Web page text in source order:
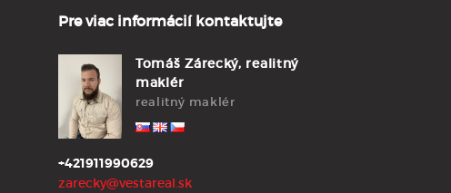
Pre viac informácií kontaktujte
Tomáš Zárecký, realitný
maklér
realitný maklér
+421911990629
zarecky@vestareal.sk